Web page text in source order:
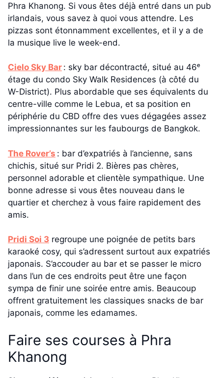
Phra Khanong. Si vous êtes déjà entré dans un pub
irlandais, vous savez à quoi vous attendre. Les
pizzas sont étonnamment excellentes, et il y a de
la musique live le week-end.
Cielo Sky Bar : sky bar décontracté, situé au 46ᵉ
étage du condo Sky Walk Residences (à côté du
W-District). Plus abordable que ses équivalents du
centre-ville comme le Lebua, et sa position en
périphérie du CBD offre des vues dégagées assez
impressionnantes sur les faubourgs de Bangkok.
The Rover’s : bar d’expatriés à l’ancienne, sans
chichis, situé sur Pridi 2. Bières pas chères,
personnel adorable et clientèle sympathique. Une
bonne adresse si vous êtes nouveau dans le
quartier et cherchez à vous faire rapidement des
amis.
Pridi Soi 3 regroupe une poignée de petits bars
karaoké cosy, qui s’adressent surtout aux expatriés
japonais. S’accouder au bar et se passer le micro
dans l’un de ces endroits peut être une façon
sympa de finir une soirée entre amis. Beaucoup
offrent gratuitement les classiques snacks de bar
japonais, comme les edamames.
Faire ses courses à Phra
Khanong